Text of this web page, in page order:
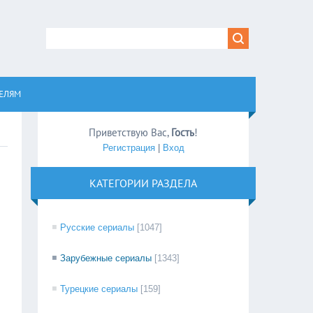
Приветствую Вас, Гость!
Регистрация| Вход
КАТЕГОРИИ РАЗДЕЛА
Русские сериалы [1047]
Зарубежные сериалы [1343]
Турецкие сериалы [159]